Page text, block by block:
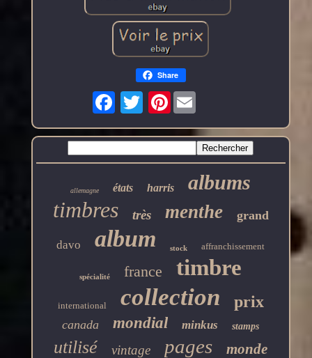
Share
Pinterest
allemagne états harris albums
timbres très menthe grand
davo album stock affranchissement
spécialité france timbre
international collection prix
canada mondial minkus stamps
utilisé vintage pages monde